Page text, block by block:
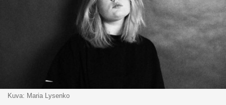
Kuva: Maria Lysenko